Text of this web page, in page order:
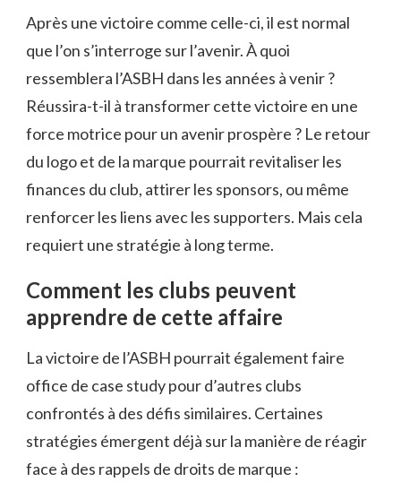
Après une victoire comme celle-ci, il est normal
que l’on s’interroge sur l’avenir. À quoi
ressemblera l’ASBH dans les années à venir ?
Réussira-t-il à transformer cette victoire en une
force motrice pour un avenir prospère ? Le retour
du logo et de la marque pourrait revitaliser les
finances du club, attirer les sponsors, ou même
renforcer les liens avec les supporters. Mais cela
requiert une stratégie à long terme.
Comment les clubs peuvent
apprendre de cette affaire
La victoire de l’ASBH pourrait également faire
office de case study pour d’autres clubs
confrontés à des défis similaires. Certaines
stratégies émergent déjà sur la manière de réagir
face à des rappels de droits de marque :